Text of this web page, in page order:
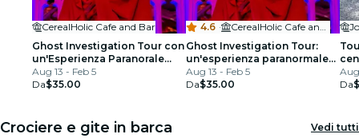
CerealHolic Cafe and Bar
Ghost Investigation Tour con
un'Esperienza Paranorale
Interattiva
Aug 13 - Feb 5
Da$35.00
4.6 ·
CerealHolic Cafe and Bar
Ghost Investigation Tour:
un'esperienza paranormale
interattiva per maggiorenni
Aug 13 - Feb 5
Da$35.00
Da
Crociere e gite in barca Vedi tutti